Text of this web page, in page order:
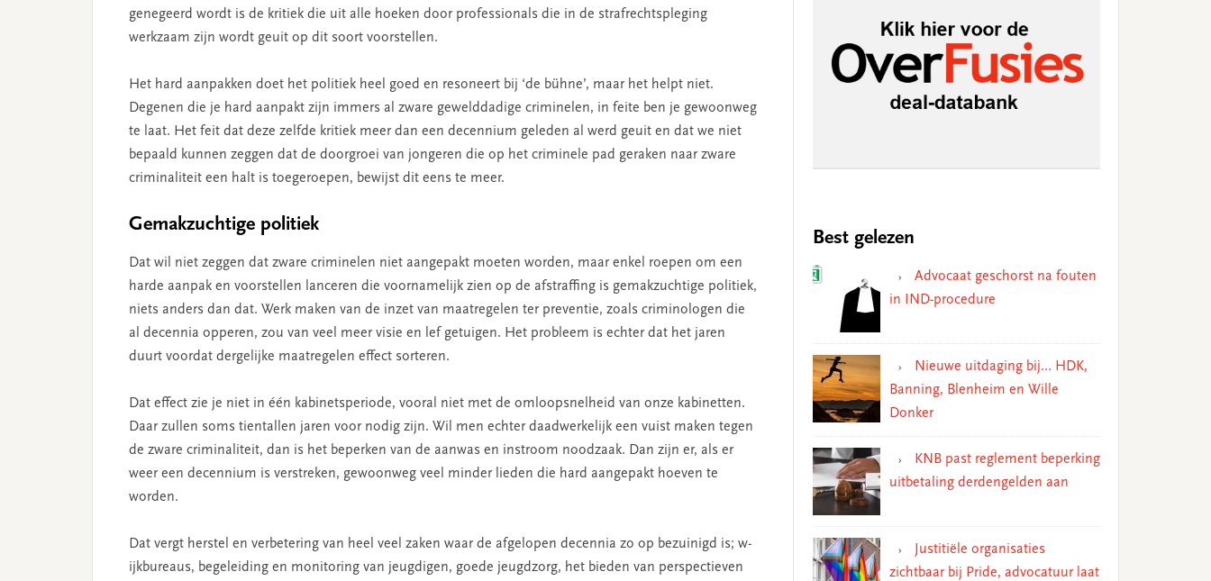
genegeerd wordt is de kritiek die uit alle hoeken door professionals die in de strafrechtspleging
werkzaam z­ijn wordt geuit op dit soort voorstellen.
Het hard aanpakken doet het politiek heel goed en resoneert bij­ ‘de bühne’, maar het helpt niet.
Degenen die je hard aanpakt z­ijn immers al zware gewelddadige criminelen, in feite ben je gewoonweg
te laat. Het feit dat deze zelfde kritiek meer dan een decennium geleden al werd geuit en dat we niet
bepaald kunnen zeggen dat de doorgroei van jongeren die op het criminele pad geraken naar zware
criminaliteit een halt is toegeroepen, bew­ijst dit eens te meer.
Gemakzuchtige politiek
Dat wil niet zeggen dat zware criminelen niet aangepakt moeten worden, maar enkel roepen om een
harde aanpak en voorstellen lanceren die voornamel­ijk zien op de afstraffing is gemakzuchtige politiek,
niets anders dan dat. Werk maken van de inzet van maatregelen ter preventie, zoals criminologen die
al decennia opperen, zou van veel meer visie en lef getuigen. Het probleem is echter dat het jaren
duurt voordat dergel­ijke maatregelen effect sorteren.
Dat effect zie je niet in één kabinetsperiode, vooral niet met de omloopsnelheid van onze kabinetten.
Daar zullen soms tientallen jaren voor nodig z­ijn. Wil men echter daadwerkel­ijk een vuist maken tegen
de zware criminaliteit, dan is het beperken van de aanwas en instroom noodzaak. Dan z­ijn er, als er
weer een decennium is verstreken, gewoonweg veel minder lieden die hard aangepakt hoeven te
worden.
Dat vergt herstel en verbetering van heel veel zaken waar de afgelopen decennia zo op bezuinigd is; w­
ijkbureaus, begeleiding en monitoring van jeugdigen, goede jeugdzorg, het bieden van perspectieven
Best gelezen
Advocaat geschorst na fouten
in IND-procedure
Nieuwe uitdaging bij… HDK,
Banning, Blenheim en Wille
Donker
KNB past reglement beperking
uitbetaling derdengelden aan
Justitiële organisaties
zichtbaar bij Pride, advocatuur laat